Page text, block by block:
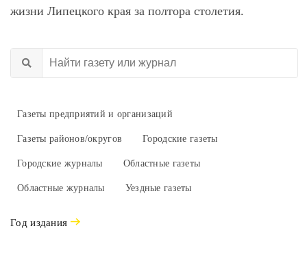
жизни Липецкого края за полтора столетия.
Газеты предприятий и организаций
Газеты районов/округов Городские газеты
Городские журналы Областные газеты
Областные журналы Уездные газеты
Год издания